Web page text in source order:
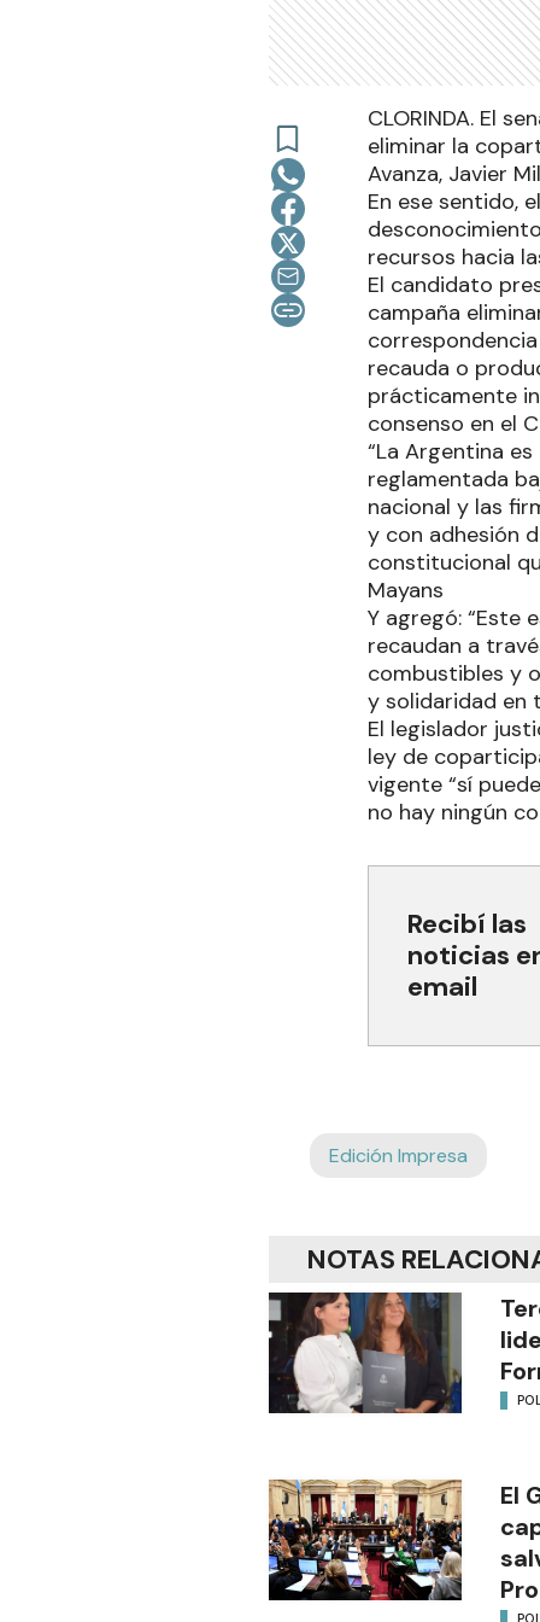
CLORINDA. El
eliminar la
Avanza, Javier
En ese sentido,
recursos hacia
El candidato
campaña
recauda o
prácticamente
consenso en el
“La Argentina
reglamentada
nacional y las
y con adhesión
constitucional
Mayans
Y agregó: “Este
recaudan a
combustibles y
y solidaridad en
El legislador
ley de
vigente “sí
no hay ningún
Recibí las
noticias
email
Edición Impresa
NOTAS
El